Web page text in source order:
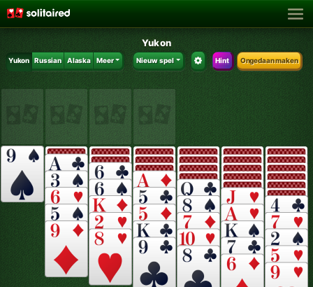
Yukon
Yukon Russian Alaska Meer Nieuw spel Hint Ongedaan maken